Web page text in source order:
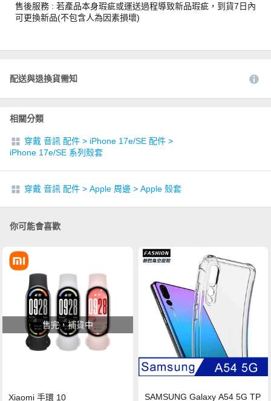
售後服務 : 若產品本身瑕疵或運送過程導致新品瑕疵，到貨7日內
可更換新品(不包含人為因素損壞)
配送與退換貨需知
相關分類
穿戴 音訊 配件 > iPhone 17e/SE 配件 >
iPhone 17e/SE 系列殼套
穿戴 音訊 配件 > Apple 周邊 > Apple 殼套
你可能會喜歡
售完，補貨中
Xiaomi 手環 10 SAMSUNG Galaxy A54 5G TP